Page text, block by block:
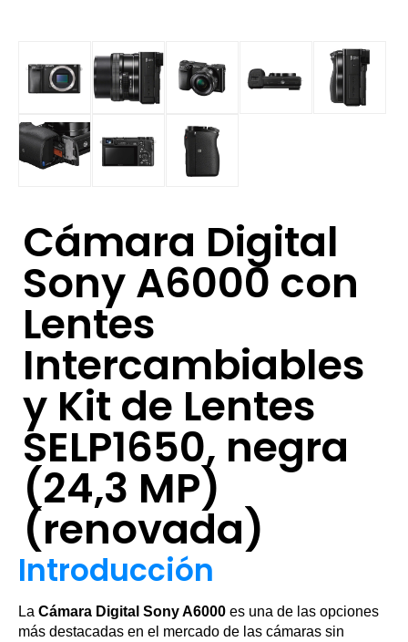
Cámara Digital
Sony A6000 con
Lentes
Intercambiables
y Kit de Lentes
SELP1650, negra
(24,3 MP)
(renovada)
Introducción
La Cámara Digital Sony A6000 es una de las opciones
más destacadas en el mercado de las cámaras sin